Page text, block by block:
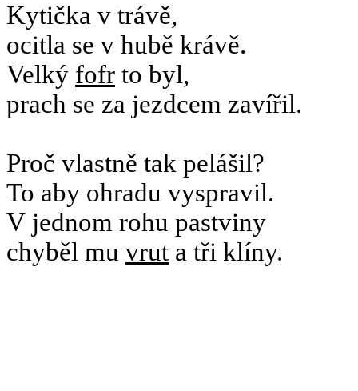
Kytička v trávě,
ocitla se v hubě krávě.
Velký fofr to byl,
prach se za jezdcem zavířil.
Proč vlastně tak pelášil?
To aby ohradu vyspravil.
V jednom rohu pastviny
chyběl mu vrut a tři klíny.